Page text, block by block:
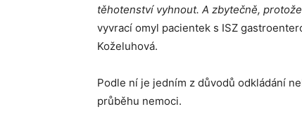
těhotenství vyhnout. A zbytečně,
vyvrací omyl pacientek s ISZ
Koželuhová.
Podle ní je jedním z důvodů odkládání
průběhu nemoci.